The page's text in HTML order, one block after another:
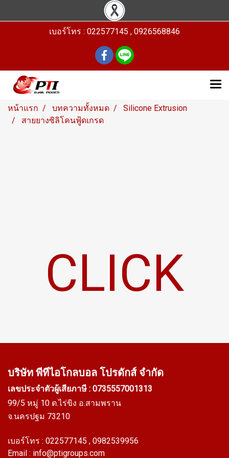
เบอร์โทร : 022577145 , 0926568846
หน้าแรก บทความทั้งหมด
Silicone Extrusion
สายยางซิลิโคนฟู้ดเกรด
CLICK
บริษัท พีทีไอโกลบอล โปรดักส์ จำกัด
เลขประจำตัวผู้เสียภาษี : 0735557001313
99/5 หมู่ 10 ต.ไร่ขิง อ.สามพราน
จ.นครปฐม 73210
เบอร์โทร : 022577145 , 0982539956
Email : info@ptigroups.com